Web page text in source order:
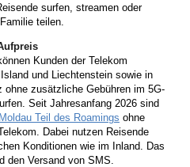
surfen, streamen oder
teilen.
Kunden der Telekom
und Liechtenstein sowie in
ohne zusätzliche Gebühren im 5G-
Seit Jahresanfang 2026 sind
Teil des Roamings ohne
Dabei nutzen Reisende
Konditionen wie im Inland. Das
den Versand von SMS.